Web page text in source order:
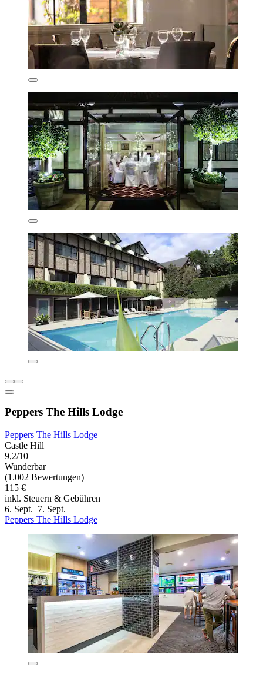
Peppers The Hills Lodge
Peppers The Hills Lodge
Castle Hill
9,2/10
Wunderbar
(1.002 Bewertungen)
115 €
inkl. Steuern & Gebühren
6. Sept.–7. Sept.
Peppers The Hills Lodge